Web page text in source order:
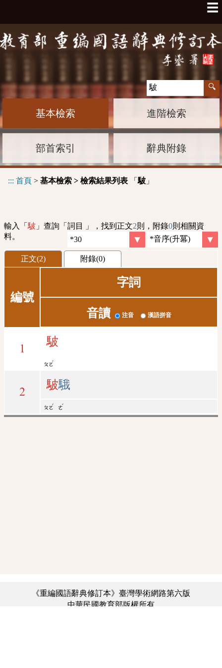
☰
基本檢索 進階檢索
部首索引 辭典附錄
::: 首頁 > 基本檢索 > 檢索結果列表 「駊 」
輸入「 駊 」查詢「詞目 」，找到正文2則，附錄0則相關資
料。
正文(2) 附錄(0)
編號
字詞
音讀 注音 漢語拼音
1
駊
ㄆㄛ
ˇ
2
駊騀
ㄆㄛ
ˇ
ㄜ
ˇ
《重編國語辭典修訂本》臺灣學術網路第六版
中華民國教育部版權所有